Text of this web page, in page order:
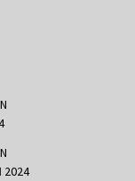
2024